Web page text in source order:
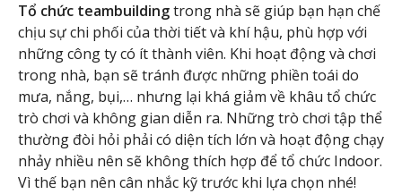
Tổ chức teambuildingtrong nhà sẽ giúp bạn hạn chế
chịu sự chi phối của thời tiết và khí hậu, phù hợp với
những công ty có ít thành viên. Khi hoạt động và chơi
trong nhà, bạn sẽ tránh được những phiền toái do
mưa, nắng, bụi,… nhưng lại khá giảm về khâu tổ chức
trò chơi và không gian diễn ra. Những trò chơi tập thể
thường đòi hỏi phải có diện tích lớn và hoạt động chạy
nhảy nhiều nên sẽ không thích hợp để tổ chức Indoor.
Vì thế bạn nên cân nhắc kỹ trước khi lựa chọn nhé!